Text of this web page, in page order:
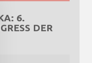
6.
DER